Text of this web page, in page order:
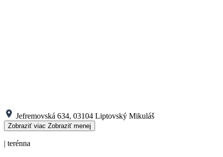
Jefremovská 634, 03104 Liptovský Mikuláš
Zobraziť viac Zobraziť menej
| terénna